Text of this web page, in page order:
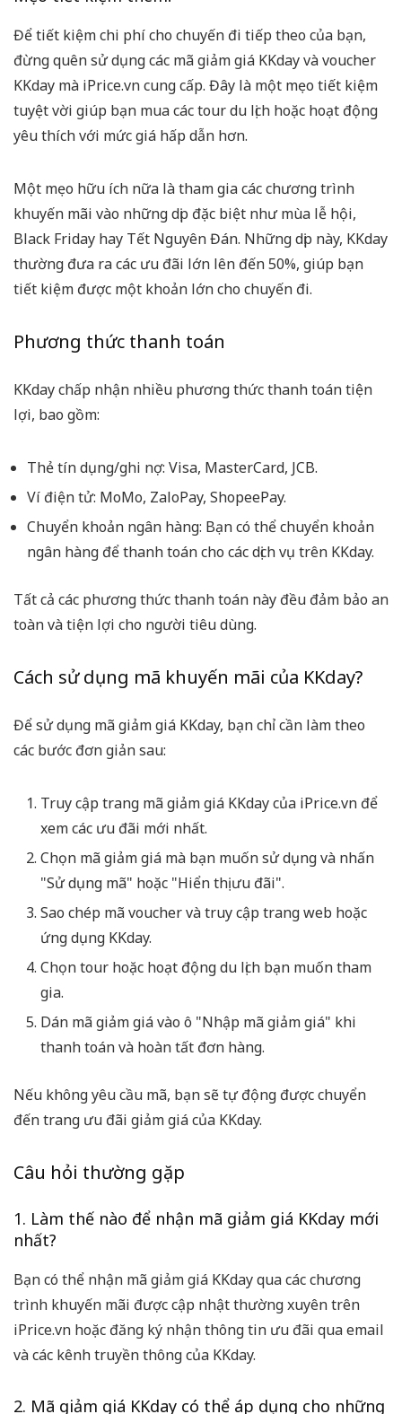
Để tiết kiệm chi phí cho chuyến đi tiếp theo của bạn,
đừng quên sử dụng các mã giảm giá KKday và voucher
KKday mà iPrice.vn cung cấp. Đây là một mẹo tiết kiệm
tuyệt vời giúp bạn mua các tour du lịch hoặc hoạt động
yêu thích với mức giá hấp dẫn hơn.
Một mẹo hữu ích nữa là tham gia các chương trình
khuyến mãi vào những dịp đặc biệt như mùa lễ hội,
Black Friday hay Tết Nguyên Đán. Những dịp này, KKday
thường đưa ra các ưu đãi lớn lên đến 50%, giúp bạn
tiết kiệm được một khoản lớn cho chuyến đi.
Phương thức thanh toán
KKday chấp nhận nhiều phương thức thanh toán tiện
lợi, bao gồm:
Thẻ tín dụng/ghi nợ: Visa, MasterCard, JCB.
Ví điện tử: MoMo, ZaloPay, ShopeePay.
Chuyển khoản ngân hàng: Bạn có thể chuyển khoản
ngân hàng để thanh toán cho các dịch vụ trên KKday.
Tất cả các phương thức thanh toán này đều đảm bảo an
toàn và tiện lợi cho người tiêu dùng.
Cách sử dụng mã khuyến mãi của KKday?
Để sử dụng mã giảm giá KKday, bạn chỉ cần làm theo
các bước đơn giản sau:
Truy cập trang mã giảm giá KKday của iPrice.vn để
xem các ưu đãi mới nhất.
Chọn mã giảm giá mà bạn muốn sử dụng và nhấn
"Sử dụng mã" hoặc "Hiển thị ưu đãi".
Sao chép mã voucher và truy cập trang web hoặc
ứng dụng KKday.
Chọn tour hoặc hoạt động du lịch bạn muốn tham
gia.
Dán mã giảm giá vào ô "Nhập mã giảm giá" khi
thanh toán và hoàn tất đơn hàng.
Nếu không yêu cầu mã, bạn sẽ tự động được chuyển
đến trang ưu đãi giảm giá của KKday.
Câu hỏi thường gặp
1. Làm thế nào để nhận mã giảm giá KKday mới
nhất?
Bạn có thể nhận mã giảm giá KKday qua các chương
trình khuyến mãi được cập nhật thường xuyên trên
iPrice.vn hoặc đăng ký nhận thông tin ưu đãi qua email
và các kênh truyền thông của KKday.
2. Mã giảm giá KKday có thể áp dụng cho những